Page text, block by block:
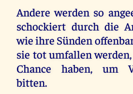
Andere werden so
schockiert durch die
wie ihre Sünden
sie tot umfallen
Chance haben, um
bitten.